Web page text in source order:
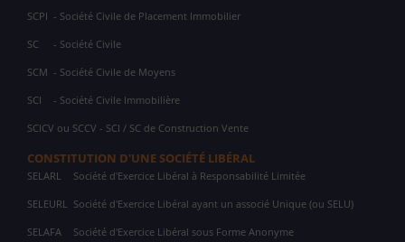
SCPI - Société Civile de Placement Immobilier
SC - Société Civile
SCM - Société Civile de Moyens
SCI - Société Civile Immobilière
SCICV ou SCCV - SCI / SC de Construction Vente
CONSTITUTION D'UNE SOCIÉTÉ LIBÉRAL
SELARL Société d'Exercice Libéral à Responsabilité Limitée
SELEURL Société d'Exercice Libéral ayant un associé Unique (ou SELU)
SELAFA Société d'Exercice Libéral sous Forme Anonyme